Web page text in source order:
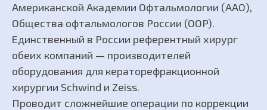
Американской Академии Офтальмологии (AAO),
Общества офтальмологов России (ООР).
Единственный в России референтный хирург
обеих компаний — производителей
оборудования для кераторефракционной
хирургии Schwind и Zeiss.
Проводит сложнейшие операции по коррекции